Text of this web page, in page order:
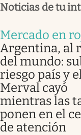
Noticias de tu
Mercado en
Argentina, al
del mundo:
riesgo país y
Merval cayó
mientras las
ponen en el
de atención